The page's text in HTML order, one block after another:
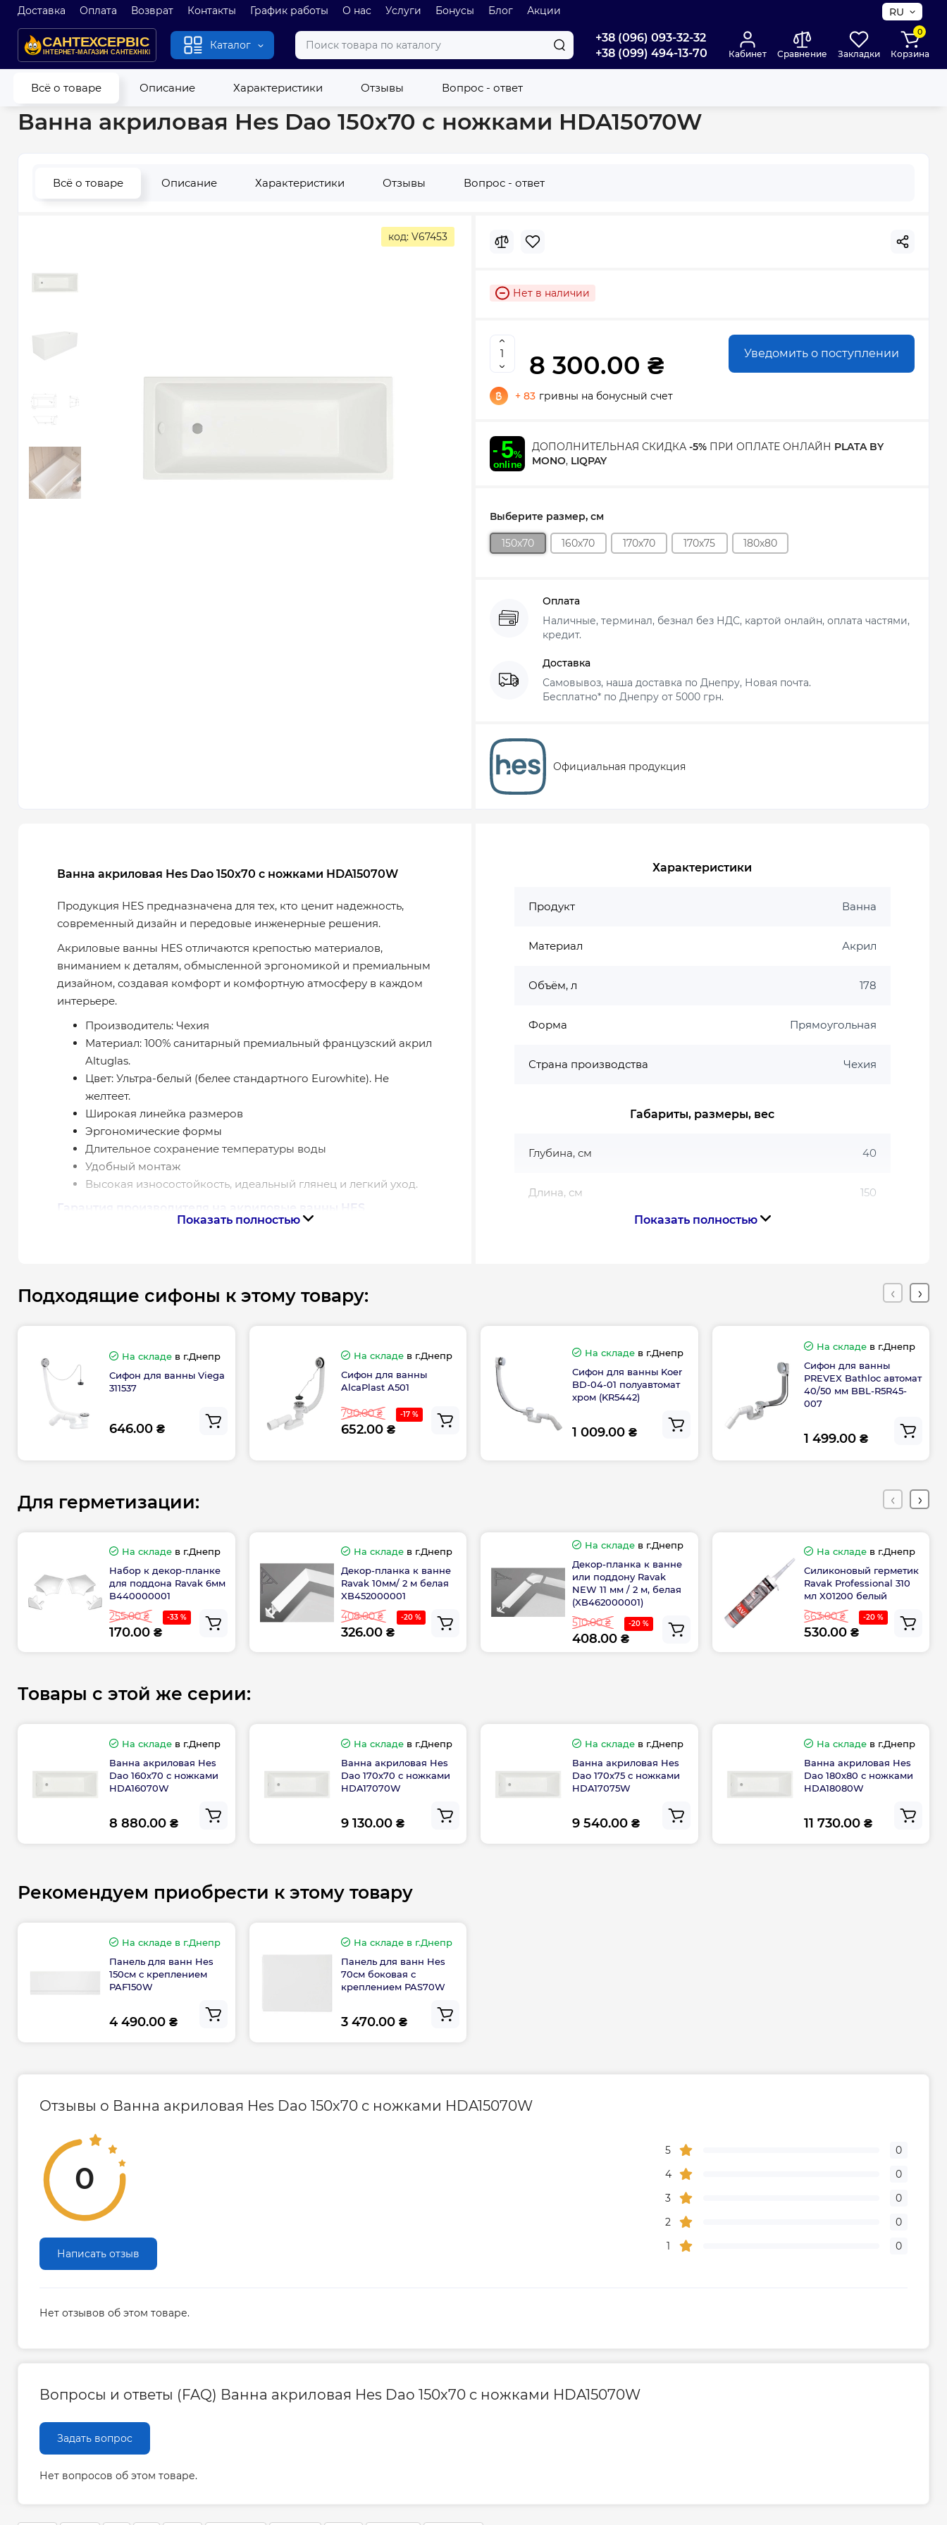
Доставка Оплата Возврат Контакты График работы О нас Услуги Бонусы Блог Акции RU
Каталог
+38 (096) 093-32-32
+38 (099) 494-13-70
Кабинет Сравнение Закладки
0
Корзина
Всё о товаре Описание Характеристики Отзывы Вопрос - ответ
Главная Ванны Ванны акриловые Ванна акриловая Hes Dao 150х70 с ножками HDA15070W
Ванна акриловая Hes Dao 150х70 с ножками HDA15070W
Всё о товаре Описание Характеристики Отзывы Вопрос - ответ
код: V67453
Нет в наличии
8 300.00 ₴ Уведомить о поступлении
+ 83 гривны на бонусный счет
ДОПОЛНИТЕЛЬНАЯ СКИДКА -5%ПРИ ОПЛАТЕ ОНЛАЙН PLATA BY
MONO, LIQPAY
Выберите размер, см
150х70 160х70 170х70 170х75 180х80
Оплата
Наличные, терминал, безнал без НДС, картой онлайн, оплата частями,
кредит.
Доставка
Самовывоз, наша доставка по Днепру, Новая почта.
Бесплатно* по Днепру от 5000 грн.
Официальная продукция
Ванна акриловая Hes Dao 150х70 с ножками HDA15070W
Продукция HES предназначена для тех, кто ценит надежность,
современный дизайн и передовые инженерные решения.
Акриловые ванны HES отличаются крепостью материалов,
вниманием к деталям, обмысленной эргономикой и премиальным
дизайном, создавая комфорт и комфортную атмосферу в каждом
интерьере.
Производитель: Чехия
Материал: 100% санитарный премиальный французский акрил
Altuglas.
Цвет: Ультра-белый (белее стандартного Eurowhite). Не
желтеет.
Широкая линейка размеров
Эргономические формы
Длительное сохранение температуры воды
Удобный монтаж
Высокая износостойкость, идеальный глянец и легкий уход.
Гарантия производителя на акриловые ванны HES
Показать полностью
Характеристики
Продукт Ванна
Материал Акрил
Объём, л 178
Форма Прямоугольная
Страна производства Чехия
Габариты, размеры, вес
Глубина, см 40
Длина, см 150
Гарантия производителя, мес
Показать полностью
Подходящие сифоны к этому товару:
На складе в г.Днепр
Сифон для ванны Viega
311537
646.00 ₴
На складев г.Днепр
Сифон для ванны
AlcaPlast A501
790.00 ₴ -17 %
652.00 ₴
На складе в г.Днепр
Сифон для ванны Koer
BD-04-01 полуавтомат
хром (KR5442)
1 009.00 ₴
На складев г.Днепр
Сифон для ванны
PREVEX Bathloc автомат
40/50 мм BBL-R5R45-
007
1 499.00 ₴
Для герметизации:
На складе в г.Днепр
Набор к декор-планке
для поддона Ravak 6мм
B440000001
255.00 ₴ -33 %
170.00 ₴
На складев г.Днепр
Декор-планка к ванне
Ravak 10мм/ 2 м белая
XB452000001
408.00 ₴ -20 %
326.00 ₴
На складе в г.Днепр
Декор-планка к ванне
или поддону Ravak
NEW 11 мм / 2 м, белая
(XB462000001)
510.00 ₴ -20 %
408.00 ₴
На складев г.Днепр
Силиконовый герметик
Ravak Professional 310
мл X01200 белый
663.00 ₴ -20 %
530.00 ₴
Товары с этой же серии:
На складе в г.Днепр
Ванна акриловая Hes
Dao 160х70 с ножками
HDA16070W
8 880.00 ₴
На складев г.Днепр
Ванна акриловая Hes
Dao 170х70 с ножками
HDA17070W
9 130.00 ₴
На складе в г.Днепр
Ванна акриловая Hes
Dao 170х75 с ножками
HDA17075W
9 540.00 ₴
На складев г.Днепр
Ванна акриловая Hes
Dao 180х80 с ножками
HDA18080W
11 730.00 ₴
Рекомендуем приобрести к этому товару
На складе в г.Днепр
Панель для ванн Hes
150см с креплением
PAF150W
4 490.00 ₴
На складев г.Днепр
Панель для ванн Hes
70см боковая с
креплением PAS70W
3 470.00 ₴
Отзывы о Ванна акриловая Hes Dao 150х70 с ножками HDA15070W
0
Написать отзыв
5
0
4
0
3
0
2
0
1
0
Нет отзывов об этом товаре.
Вопросы и ответы (FAQ) Ванна акриловая Hes Dao 150х70 с ножками HDA15070W
Задать вопрос
Нет вопросов об этом товаре.